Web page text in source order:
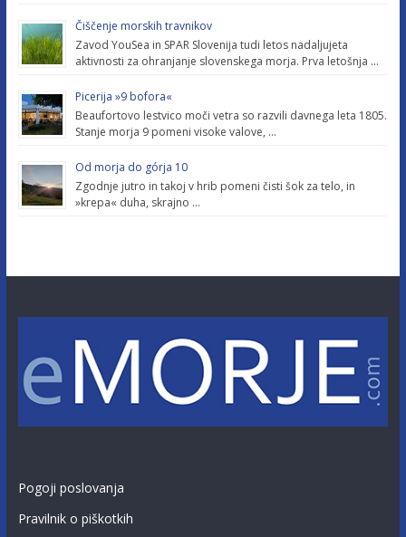
Čiščenje morskih travnikov
Zavod YouSea in SPAR Slovenija tudi letos nadaljujeta
aktivnosti za ohranjanje slovenskega morja. Prva letošnja …
Picerija »9 bofora«
Beaufortovo lestvico moči vetra so razvili davnega leta 1805.
Stanje morja 9 pomeni visoke valove, …
Od morja do górja 10
Zgodnje jutro in takoj v hrib pomeni čisti šok za telo, in
»krepa« duha, skrajno …
Pogoji poslovanja
Pravilnik o piškotkih